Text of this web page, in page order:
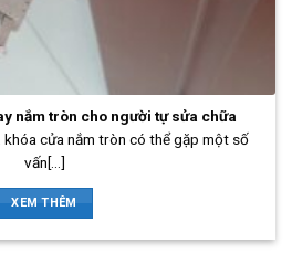
nắm tròn cho người tự sửa chữa
cửa nắm tròn có thể gặp một số
vấn[...]
XEM THÊM